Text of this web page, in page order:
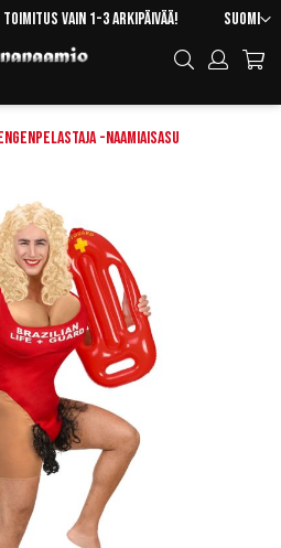
Skip
Content
Kieli
Suomi
| Toimitus vain 1-3 arkipäivää!
Hae
-naamiaisasu